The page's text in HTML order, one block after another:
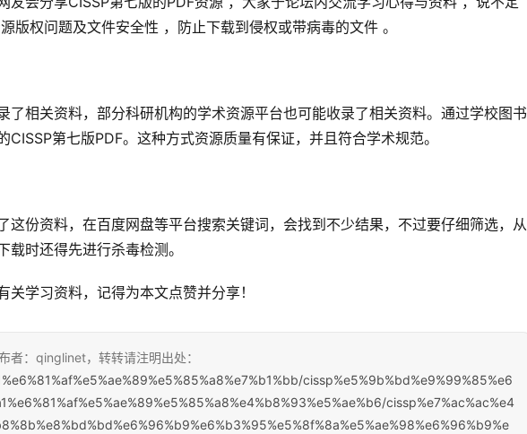
版权问题及文件安全性 ，防止下载到侵权或带病毒的文件 。
了相关资料，部分科研机构的学术资源平台也可能收录了相关资料。通过学校图书
第七版PDF。这种方式资源质量有保证，并且符合学术规范。
这份资料，在百度网盘等平台搜索关键词，会找到不少结果，不过要仔细筛选，从
时还得先进行杀毒检测。
学习资料，记得为本文点赞并分享！
者：qinglinet，转转请注明出处：
cissp%e5%9b%bd%e9%99%85%e6
cissp%e7%ac%ac%e4